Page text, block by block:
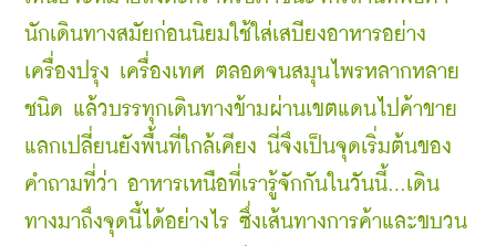
นักเดินทางสมัยก่อนนิยมใช้ใส่เสบียงอาหารอย่าง
เครื่องปรุง เครื่องเทศ ตลอดจนสมุนไพรหลากหลาย
ชนิด แล้วบรรทุกเดินทางข้ามผ่านเขตแดนไปค้าขาย
แลกเปลี่ยนยังพื้นที่ใกล้เคียง นี่จึงเป็นจุดเริ่มต้นของ
คำถามที่ว่า อาหารเหนือที่เรารู้จักกันในวันนี้...เดิน
ทางมาถึงจุดนี้ได้อย่างไร ซึ่งเส้นทางการค้าและขบวน